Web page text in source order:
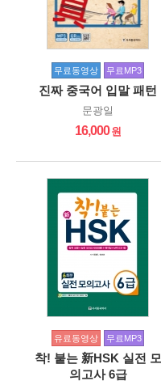
무료동영상 무료MP3
진짜 중국어 입말 패턴
문광일
16,000
유료동영상 무료MP3
착! 붙는 新HSK 실전 모
의고사 6급